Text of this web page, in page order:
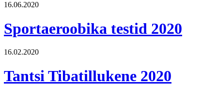
16.06.2020
Sportaeroobika testid 2020
16.02.2020
Tantsi Tibatillukene 2020